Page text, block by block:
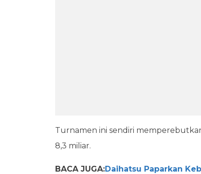
Turnamen ini sendiri
8,3 miliar.
BACA JUGA:Daihatsu Paparkan